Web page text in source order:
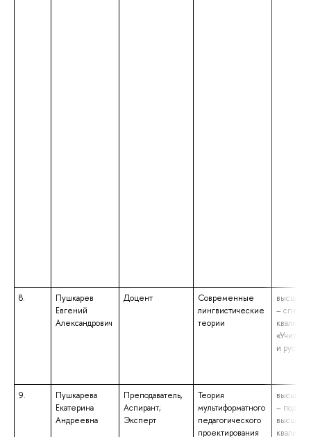
8.
Пушкарев
Евгений
Александрович
Доцент
Современные
лингвистические
теории
высшее
–
и
9.
Пушкарева
Екатерина
Андреевна
Преподаватель,
Аспирант;
Эксперт
Теория
мультиформатного
педагогического
проектирования
высшее
–
высшей